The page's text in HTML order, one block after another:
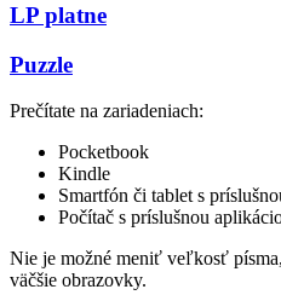
LP platne
Puzzle
Prečítate na zariadeniach:
Pocketbook
Kindle
Smartfón či tablet s
Počítač s príslušnou
Nie je možné meniť veľkosť
väčšie obrazovky.